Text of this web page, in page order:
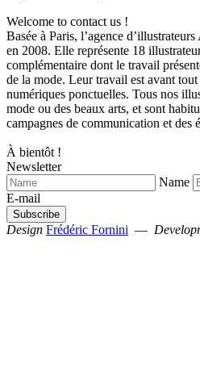
Welcome to contact us !
Basée à Paris, l’agence
en 2008. Elle représente 18
complémentaire dont le travail
de la mode. Leur travail est avant
numériques ponctuelles. Tous nos
mode ou des beaux arts, et sont
campagnes de communication et des
À bientôt !
Newsletter
Name
E-mail
Design Frédéric Fornini —